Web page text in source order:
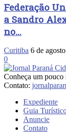
Federação
a Sandro
no...
Curitiba 6 de
0
Conheça um pouco
Contato:
Expediente
Guia
Anuncie
Contato